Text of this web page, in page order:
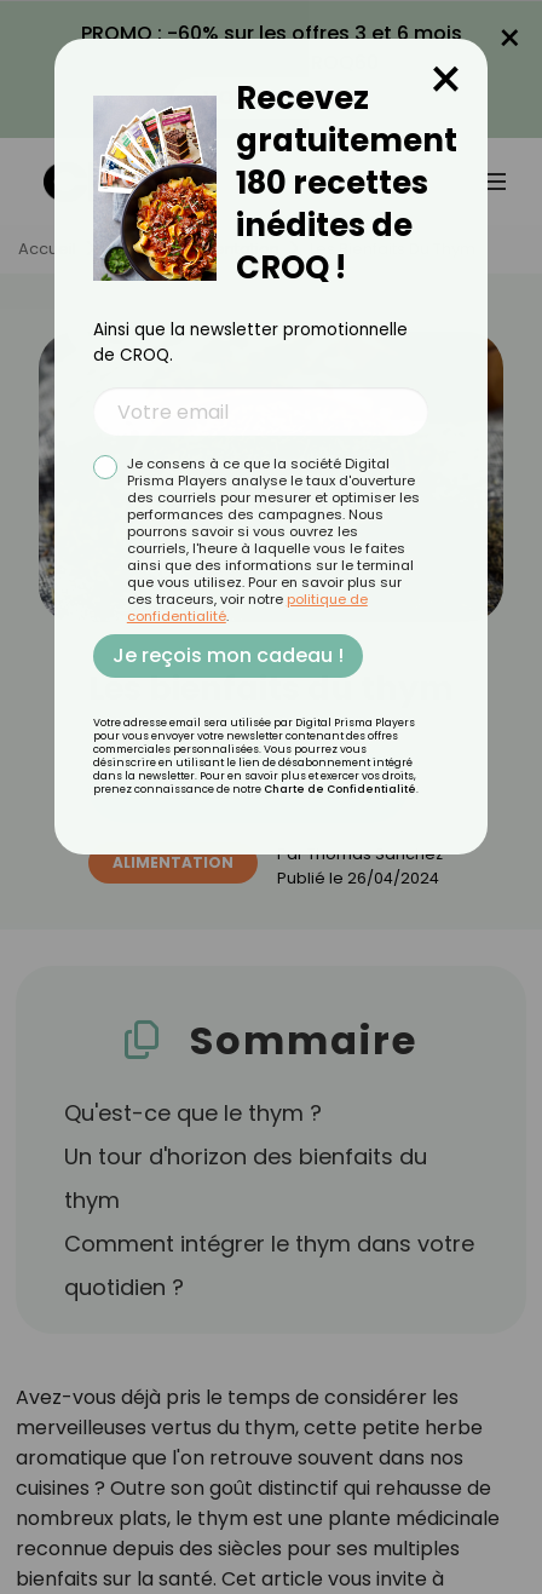
PROMO : -60% sur les offres 3 et 6 mois
VOIR LA PROMO
×
Accueil Actus Alimentation Les Bienfaits Du Thym
Les bienfaits du thym
Découvrez les 11 menus CROQ
ALIMENTATION ParThomas Sanchez
Publié le 26/04/2024
Sommaire
Qu'est-ce que le thym ?
Un tour d'horizon des bienfaits du
thym
Comment intégrer le thym dans votre
quotidien ?
Avez-vous déjà pris le temps de considérer les
merveilleuses vertus du thym, cette petite herbe
aromatique que l'on retrouve souvent dans nos
cuisines ? Outre son goût distinctif qui rehausse de
nombreux plats, le thym est une plante médicinale
reconnue depuis des siècles pour ses multiples
bienfaits sur la santé. Cet article vous invite à
Recevez
gratuitement
180 recettes
inédites de
CROQ !
×
Ainsi que la newsletter promotionnelle
de CROQ.
Je consens à ce que la société Digital
Prisma Players analyse le taux d'ouverture
des courriels pour mesurer et optimiser les
performances des campagnes. Nous
pourrons savoir si vous ouvrez les
courriels, l'heure à laquelle vous le faites
ainsi que des informations sur le terminal
que vous utilisez. Pour en savoir plus sur
ces traceurs, voir notre politique de
confidentialité.
Je reçois mon cadeau !
Votre adresse email sera utilisée par Digital Prisma Players
pour vous envoyer votre newsletter contenant des offres
commerciales personnalisées. Vous pourrez vous
désinscrire en utilisant le lien de désabonnement intégré
dans la newsletter. Pour en savoir plus et exercer vos droits,
prenez connaissance de notre Charte de Confidentialité.